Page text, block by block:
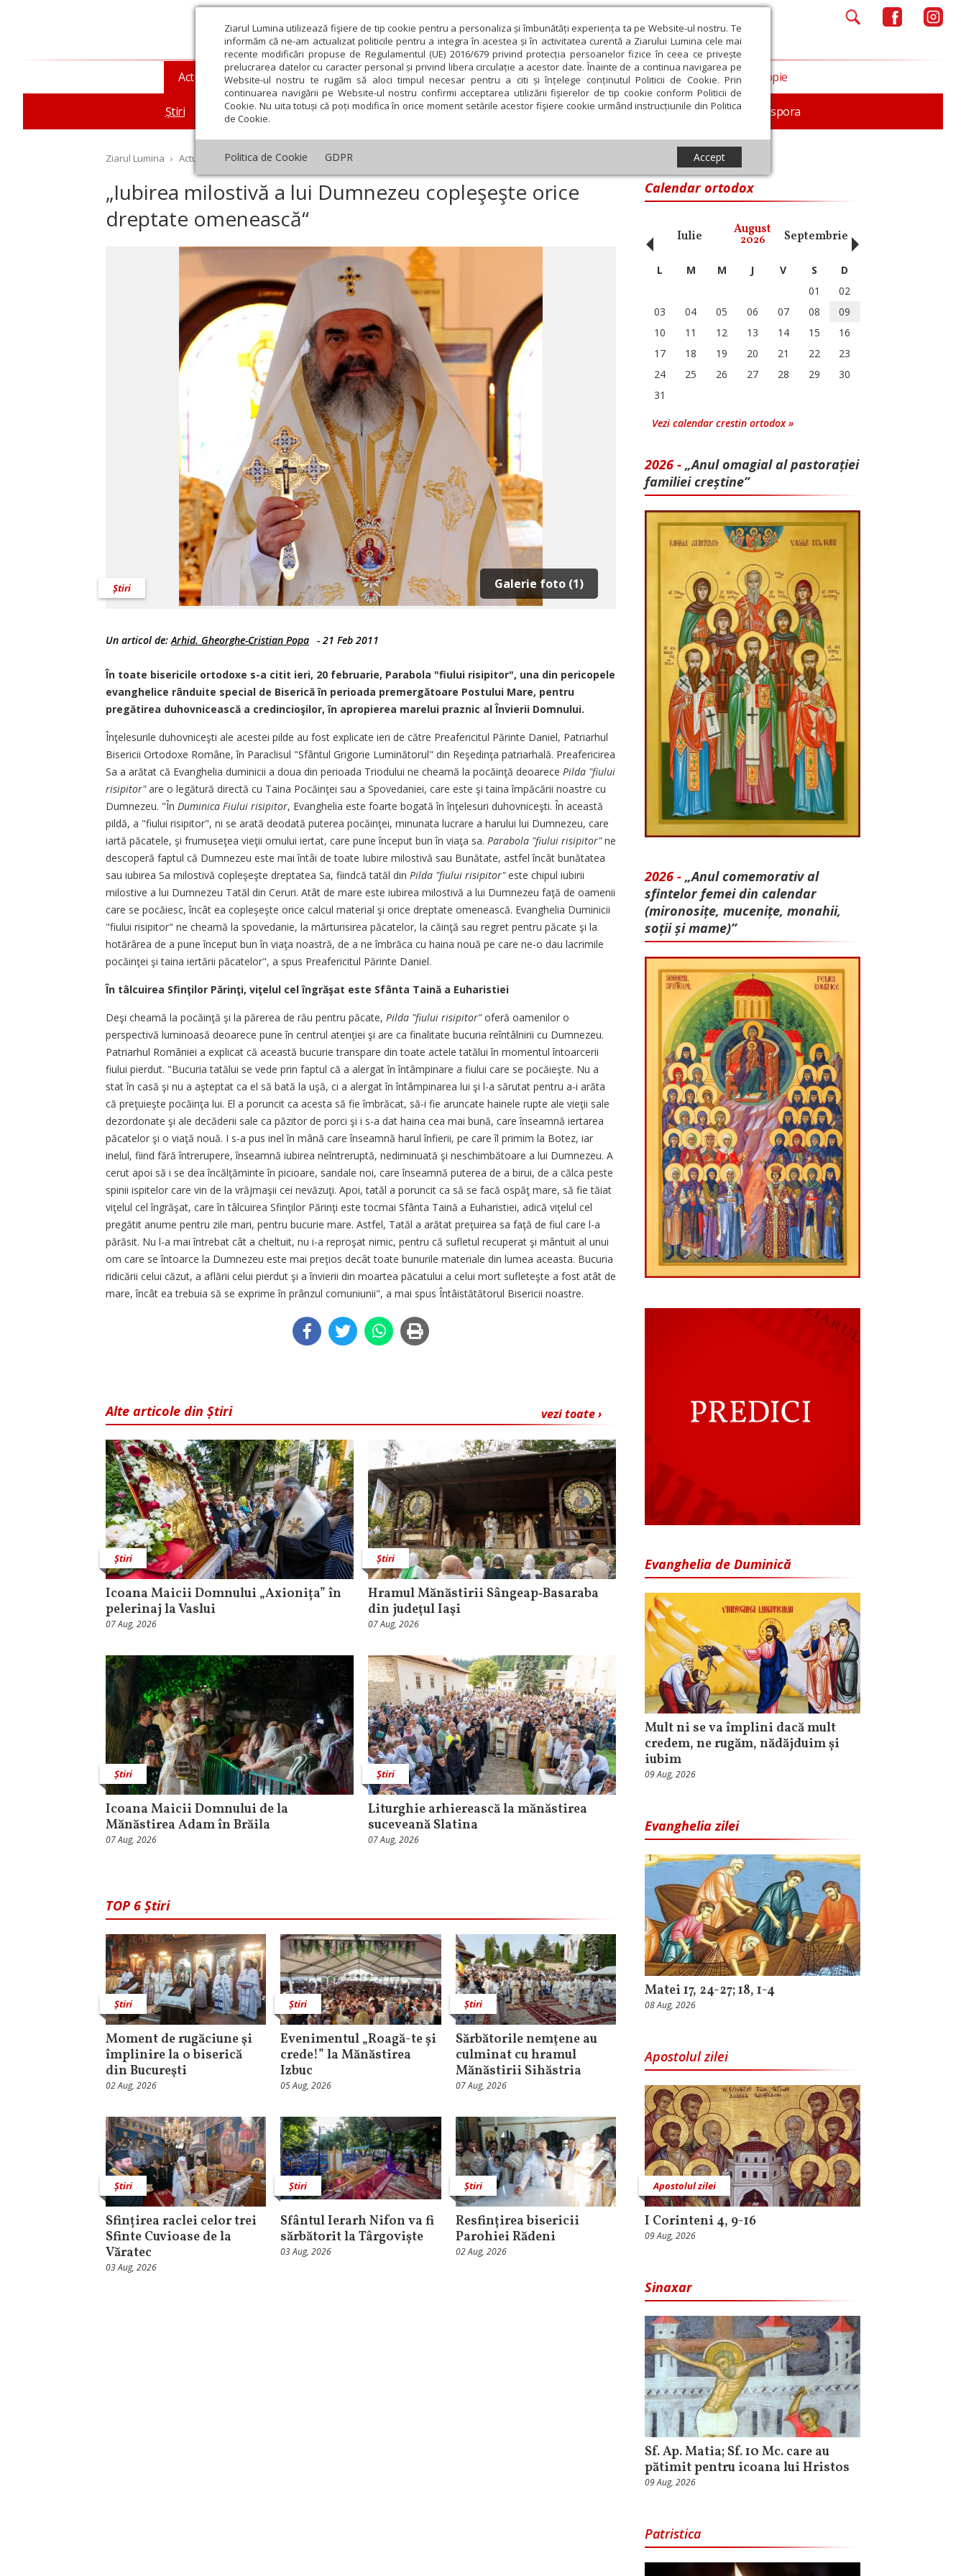
Ziarul Lumina utilizează fişiere de tip cookie pentru a personaliza și îmbunătăți experiența ta pe Website-ul nostru. Te
informăm că ne-am actualizat politicile pentru a integra în acestea și în activitatea curentă a Ziarului Lumina cele mai
recente modificări propuse de Regulamentul (UE) 2016/679 privind protecția persoanelor fizice în ceea ce privește
prelucrarea datelor cu caracter personal și privind libera circulație a acestor date. Înainte de a continua navigarea pe
Website-ul nostru te rugăm să aloci timpul necesar pentru a citi și înțelege conținutul Politicii de Cookie. Prin
continuarea navigării pe Website-ul nostru confirmi acceptarea utilizării fişierelor de tip cookie conform Politicii de
Cookie. Nu uita totuși că poți modifica în orice moment setările acestor fişiere cookie urmând instrucțiunile din Politica
de Cookie.
Politica de Cookie GDPR Accept
Actualitate religioasă
Știri Mesaje și cuvântări An omagial Comunicate de presă Documentar In memoriam Diaspora
Teologie și spiritualitate Educaţie și Cultură Societate Opinii Filantropie
Ziarul Lumina › Actualitate religioasă › Știri › „Iubirea milostivă a lui Dumnezeu copleşeşte orice dreptate omenească“
„Iubirea milostivă a lui Dumnezeu copleşeşte orice
dreptate omenească“
Galerie foto (1)
Știri
Un articol de:Arhid. Gheorghe-Cristian Popa - 21 Feb 2011
În toate bisericile ortodoxe s-a citit ieri, 20 februarie, Parabola "fiului risipitor", una din pericopele
evanghelice rânduite special de Biserică în perioada premergătoare Postului Mare, pentru
pregătirea duhovnicească a credincioşilor, în apropierea marelui praznic al Învierii Domnului.
Înţelesurile duhovniceşti ale acestei pilde au fost explicate ieri de către Preafericitul Părinte Daniel, Patriarhul
Bisericii Ortodoxe Române, în Paraclisul "Sfântul Grigorie Luminătorul" din Reşedinţa patriarhală. Preafericirea
Sa a arătat că Evanghelia duminicii a doua din perioada Triodului ne cheamă la pocăinţă deoarece Pilda "fiului
risipitor"are o legătură directă cu Taina Pocăinţei sau a Spovedaniei, care este şi taina împăcării noastre cu
Dumnezeu. "În Duminica Fiului risipitor, Evanghelia este foarte bogată în înţelesuri duhovniceşti. În această
pildă, a "fiului risipitor", ni se arată deodată puterea pocăinţei, minunata lucrare a harului lui Dumnezeu, care
iartă păcatele, şi frumuseţea vieţii omului iertat, care pune început bun în viaţa sa. Parabola "fiului risipitor"ne
descoperă faptul că Dumnezeu este mai întâi de toate Iubire milostivă sau Bunătate, astfel încât bunătatea
sau iubirea Sa milostivă copleşeşte dreptatea Sa, fiindcă tatăl din Pilda "fiului risipitor"este chipul iubirii
milostive a lui Dumnezeu Tatăl din Ceruri. Atât de mare este iubirea milostivă a lui Dumnezeu faţă de oamenii
care se pocăiesc, încât ea copleşeşte orice calcul material şi orice dreptate omenească. Evanghelia Duminicii
"fiului risipitor" ne cheamă la spovedanie, la mărturisirea păcatelor, la căinţă sau regret pentru păcate şi la
hotărârea de a pune început bun în viaţa noastră, de a ne îmbrăca cu haina nouă pe care ne-o dau lacrimile
pocăinţei şi taina iertării păcatelor", a spus Preafericitul Părinte Daniel.
În tâlcuirea Sfinţilor Părinţi, viţelul cel îngrăşat este Sfânta Taină a Euharistiei
Deşi cheamă la pocăinţă şi la părerea de rău pentru păcate, Pilda "fiului risipitor"oferă oamenilor o
perspectivă luminoasă deoarece pune în centrul atenţiei şi are ca finalitate bucuria reîntâlnirii cu Dumnezeu.
Patriarhul României a explicat că această bucurie transpare din toate actele tatălui în momentul întoarcerii
fiului pierdut. "Bucuria tatălui se vede prin faptul că a alergat în întâmpinare a fiului care se pocăieşte. Nu a
stat în casă şi nu a aşteptat ca el să bată la uşă, ci a alergat în întâmpinarea lui şi l-a sărutat pentru a-i arăta
că preţuieşte pocăinţa lui. El a poruncit ca acesta să fie îmbrăcat, să-i fie aruncate hainele rupte ale vieţii sale
dezordonate şi ale decăderii sale ca păzitor de porci şi i s-a dat haina cea mai bună, care înseamnă iertarea
păcatelor şi o viaţă nouă. I s-a pus inel în mână care înseamnă harul înfierii, pe care îl primim la Botez, iar
inelul, fiind fără întrerupere, înseamnă iubirea neîntreruptă, nediminuată şi neschimbătoare a lui Dumnezeu. A
cerut apoi să i se dea încălţăminte în picioare, sandale noi, care înseamnă puterea de a birui, de a călca peste
spinii ispitelor care vin de la vrăjmaşii cei nevăzuţi. Apoi, tatăl a poruncit ca să se facă ospăţ mare, să fie tăiat
viţelul cel îngrăşat, care în tâlcuirea Sfinţilor Părinţi este tocmai Sfânta Taină a Euharistiei, adică viţelul cel
pregătit anume pentru zile mari, pentru bucurie mare. Astfel, Tatăl a arătat preţuirea sa faţă de fiul care l-a
părăsit. Nu l-a mai întrebat cât a cheltuit, nu i-a reproşat nimic, pentru că sufletul recuperat şi mântuit al unui
om care se întoarce la Dumnezeu este mai preţios decât toate bunurile materiale din lumea aceasta. Bucuria
ridicării celui căzut, a aflării celui pierdut şi a învierii din moartea păcatului a celui mort sufleteşte a fost atât de
mare, încât ea trebuia să se exprime în prânzul comuniunii", a mai spus Întâistătătorul Bisericii noastre.
vezi toate ›
Alte articole din Știri
Știri
Icoana Maicii Domnului „Axionița” în
pelerinaj la Vaslui
07 Aug, 2026
Știri
Hramul Mănăstirii Sângeap‑Basaraba
din judeţul Iaşi
07 Aug, 2026
Știri
Icoana Maicii Domnului de la
Mănăstirea Adam în Brăila
07 Aug, 2026
Știri
Liturghie arhierească la mănăstirea
suceveană Slatina
07 Aug, 2026
TOP 6 Știri
Știri
Moment de rugăciune şi
împlinire la o biserică
din Bucureşti
02 Aug, 2026
Știri
Evenimentul „Roagă-te și
crede!” la Mănăstirea
Izbuc
05 Aug, 2026
Știri
Sărbătorile nemţene au
culminat cu hramul
Mănăstirii Sihăstria
07 Aug, 2026
Știri
Sfințirea raclei celor trei
Sfinte Cuvioase de la
Văratec
03 Aug, 2026
Știri
Sfântul Ierarh Nifon va fi
sărbătorit la Târgoviște
03 Aug, 2026
Știri
Resfințirea bisericii
Parohiei Rădeni
02 Aug, 2026
Calendar ortodox
Octombrie Iulie August
2026 Septembrie Octombrie
‹ L M M J V S
D
01
02
03
04 05 06 07 08
09
10
11 12 13 14 15
16
17
18 19 20 21 22
23
24
25 26 27 28 29
30
31
Vezi calendar crestin ortodox »
2026 - „Anul omagial al pastorației
familiei creștine”
2026 - „Anul comemorativ al
sfintelor femei din calendar
(mironosițe, mu­cenițe, monahii,
soții și mame)”
Evanghelia de Duminică
Mult ni se va împlini dacă mult
credem, ne rugăm, nădăjduim și
iubim
09 Aug, 2026
Evanghelia zilei
Matei 17, 24-27; 18, 1-4
08 Aug, 2026
Apostolul zilei
Apostolul zilei
I Corinteni 4, 9-16
09 Aug, 2026
Sinaxar
Sf. Ap. Matia; Sf. 10 Mc. care au
pătimit pentru icoana lui Hristos
09 Aug, 2026
Patristica